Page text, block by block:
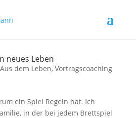
neues Leben
Aus dem Leben, Vortragscoaching
ein Spiel Regeln hat. Ich
in der bei jedem Brettspiel